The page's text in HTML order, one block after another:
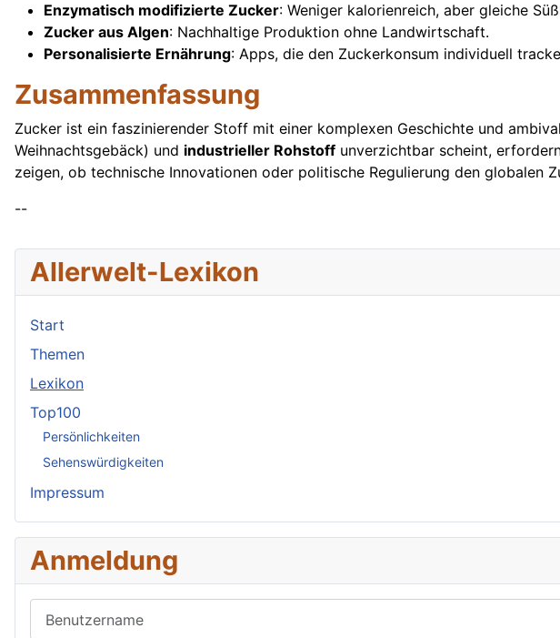
Enzymatisch modifizierte Zucker: Weniger kalorienreich, aber gleiche
Zucker aus Algen: Nachhaltige Produktion ohne Landwirtschaft.
Personalisierte Ernährung: Apps, die den Zuckerkonsum individuell
Zusammenfassung
Zucker ist ein faszinierender Stoff mit einer komplexen Geschichte und
Weihnachtsgebäck) und industrieller Rohstoff unverzichtbar scheint,
zeigen, ob technische Innovationen oder politische Regulierung den globalen
--
Allerwelt-Lexikon
Start
Themen
Lexikon
Top100
Persönlichkeiten
Sehenswürdigkeiten
Impressum
Anmeldung